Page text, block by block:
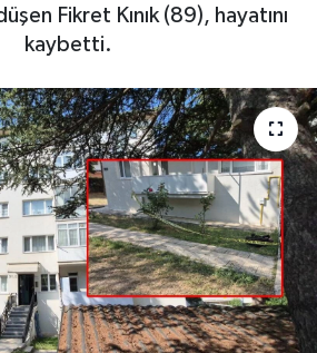
Fikret Kınık (89), hayatını
kaybetti.